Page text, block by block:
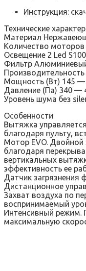
Инструкция:
Технические
Материал
Количество моторов
Освещение 2 Led
Фильтр
Мощность (Вт) 145
Давление (Па) 340
Уровень шума без
Особенности
Вытяжка
благодаря пульту,
Мотор EVO. Двойной
благодаря
вертикальных
эффективность ее
Датчик загрязнения
Дистанционное
Захват воздуха по
воспринимаемый
Интенсивный режим.
максимальную